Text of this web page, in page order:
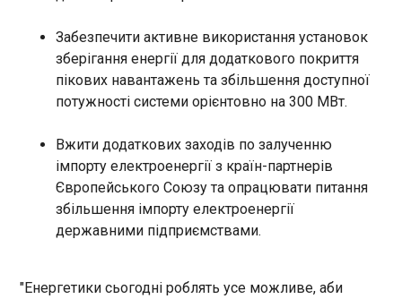
ЄС запроваджує мито на дрібні посилки з
Китаю
10:00:50
Європейський Союз вводить митний збір у
розмірі 3 євро на посилки вартістю до 150 євро,
замовляти дрібні товари без сплати мита
завдяки спеціальній пільзі, проте кількість таких
відправлень до ЄС зросла з 1,3 мільярда у 2022
році до 5,9 мільярда у 2025 році.
ЧИТАТЬ
09:56:42
Забезпечити активне використання установок
зберігання енергії для додаткового покриття
пікових навантажень та збільшення доступної
потужності системи орієнтовно на 300 МВт.
Вжити додаткових заходів по залученню
імпорту електроенергії з країн-партнерів
Європейського Союзу та опрацювати питання
збільшення імпорту електроенергії
державними підприємствами.
"Енергетики сьогодні роблять усе можливе, аби